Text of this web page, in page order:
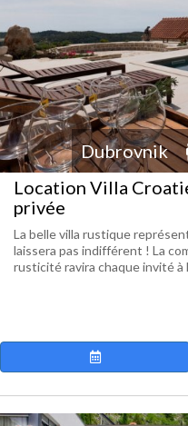
Dubrovnik
Location Villa
privée
La belle villa rustique
laissera pas indifférent ! La
rusticité ravira chaque invité à